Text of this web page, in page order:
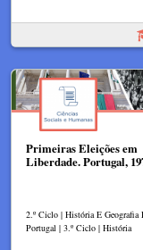
Primeiras Eleições em
Liberdade. Portugal,
2.º Ciclo | História E Geografia
Portugal | 3.º Ciclo | História